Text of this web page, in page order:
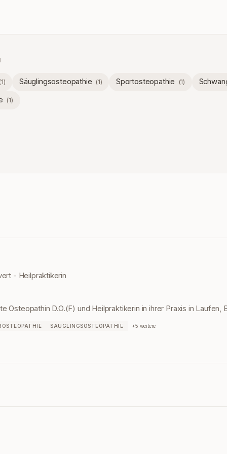
1) Säuglingsosteopathie (1) Sportosteopathie (1)
(1)
- Heilpraktikerin
Osteopathin D.O.(F) und Heilpraktikerin in ihrer Praxis in Laufen,
SÄUGLINGSOSTEOPATHIE +5 weitere